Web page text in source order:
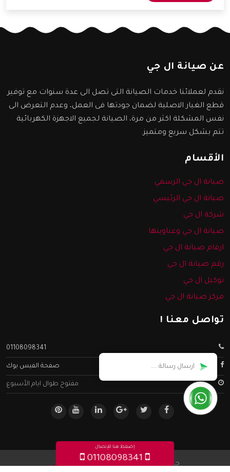
عن صيانة ال جي
نقدم لعملائنا خدمات الصيانة التى تصل الى عدة سنوات مع توفير
قطع الغيار الاصلية لضمان جودتها فى العمل، وعدم التعرض الى
نفس المشكلة اكثر من مرة، الصيانة لجميع الاجهزة الكهربائية
تتم بشكل سريع ومتميز.
الأقسام
صيانة ال جي الرسمي
صيانة ال جي الرئيسي
شركة ال جي
صيانة ال جي وعناوينها
ارقام صيانة ال جي
رقم صيانة ال جي
توكيل ال جي
مركز صيانة ال جي
تواصل معنا !
01108098341
صفحة الفيس بوك
مفتوح طوال ايام الأسبوع
جميع الحقوق محفوظه ©صيانة ال جي
إضغط هنا للإتصال
01108098341